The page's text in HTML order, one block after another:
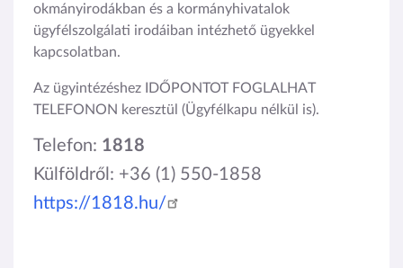
okmányirodákban és a kormányhivatalok
ügyfélszolgálati irodáiban intézhető ügyekkel
kapcsolatban.
Az ügyintézéshez IDŐPONTOT FOGLALHAT
TELEFONON keresztül (Ügyfélkapu nélkül is).
Telefon: 1818
Külföldről: +36 (1) 550-1858
https://1818.hu/